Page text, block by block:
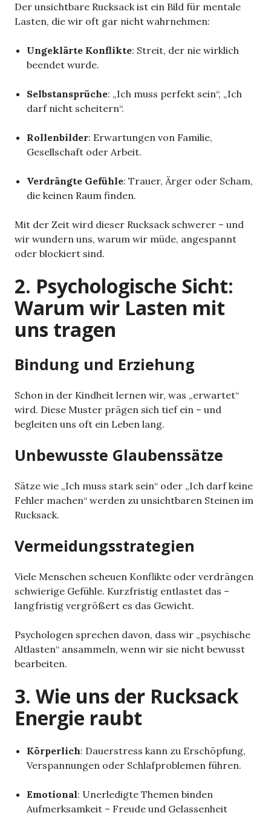
Der unsichtbare Rucksack ist ein Bild für mentale
Lasten, die wir oft gar nicht wahrnehmen:
Ungeklärte Konflikte: Streit, der nie wirklich
beendet wurde.
Selbstansprüche: „Ich muss perfekt sein“, „Ich
darf nicht scheitern“.
Rollenbilder: Erwartungen von Familie,
Gesellschaft oder Arbeit.
Verdrängte Gefühle: Trauer, Ärger oder Scham,
die keinen Raum finden.
Mit der Zeit wird dieser Rucksack schwerer – und
wir wundern uns, warum wir müde, angespannt
oder blockiert sind.
2. Psychologische Sicht:
Warum wir Lasten mit
uns tragen
Bindung und Erziehung
Schon in der Kindheit lernen wir, was „erwartet“
wird. Diese Muster prägen sich tief ein – und
begleiten uns oft ein Leben lang.
Unbewusste Glaubenssätze
Sätze wie „Ich muss stark sein“ oder „Ich darf keine
Fehler machen“ werden zu unsichtbaren Steinen im
Rucksack.
Vermeidungsstrategien
Viele Menschen scheuen Konflikte oder verdrängen
schwierige Gefühle. Kurzfristig entlastet das –
langfristig vergrößert es das Gewicht.
Psychologen sprechen davon, dass wir „psychische
Altlasten“ ansammeln, wenn wir sie nicht bewusst
bearbeiten.
3. Wie uns der Rucksack
Energie raubt
Körperlich: Dauerstress kann zu Erschöpfung,
Verspannungen oder Schlafproblemen führen.
Emotional: Unerledigte Themen binden
Aufmerksamkeit – Freude und Gelassenheit